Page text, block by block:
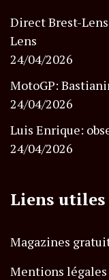
Direct Brest-
Lens
24/04/2026
MotoGP:
24/04/2026
Luis Enrique:
24/04/2026
Liens utiles
Magazines
Mentions légales